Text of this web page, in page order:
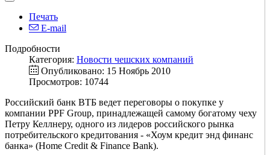
Печать
E-mail
Подробности
Категория: Новости чешских компаний
Опубликовано: 15 Ноябрь 2010
Просмотров: 10744
Российский банк ВТБ ведет переговоры о покупке у
компании PPF Group, принадлежащей самому богатому чеху
Петру Келлнеру, одного из лидеров российского рынка
потребительского кредитования - «Хоум кредит энд финанс
банка» (Home Credit & Finance Bank).